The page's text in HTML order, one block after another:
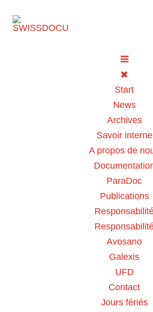
Start
News
Archives
Savoir interne
A propos de
ParaDoc
Publications
Avosano
Galexis
UFD
Contact
Jours fériés
Dioxyde de chlore :
avertissement de
Pharmacie Vues:
Swissmedic informe :
Ces derniers temps, Swissmedic
plus de notifications à propos de
renfermant du dioxyde de chlore,
sont vantés sur Internet et sur les
sociaux parce qu’il s’agirait de
remèdes miraculeux » permettant